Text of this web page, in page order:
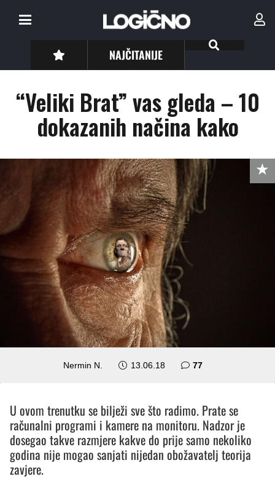
NAJČITANIJE
“Veliki Brat” vas gleda – 10
dokazanih načina kako
Nermin N. 13.06.18 77komentara
U ovom trenutku se bilježi sve što radimo. Prate se
računalni programi i kamere na monitoru. Nadzor je
dosegao takve razmjere kakve do prije samo nekoliko
godina nije mogao sanjati nijedan obožavatelj teorija
zavjere.